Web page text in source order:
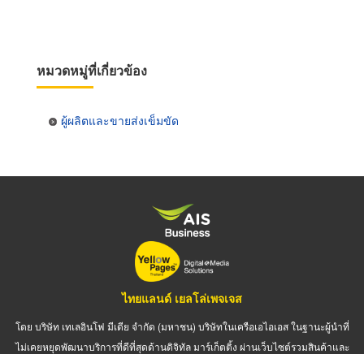
หมวดหมู่ที่เกี่ยวข้อง
ผู้ผลิตและขายส่งเข็มขัด
ไทยแลนด์ เยลโล่เพจเจส
โดย บริษัท เทเลอินโฟ มีเดีย จำกัด (มหาชน) บริษัทในเครือเอไอเอส ในฐานะผู้นำที่
ไม่เคยหยุดพัฒนาบริการที่ดีที่สุดด้านดิจิทัล มาร์เก็ตติ้ง ผ่านเว็บไซต์รวมสินค้าและ